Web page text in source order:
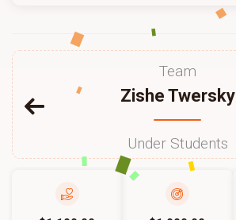
Team
Zishe Twersky
Under Students